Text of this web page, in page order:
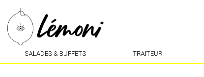
SALADES & BUFFETS TRAITEUR